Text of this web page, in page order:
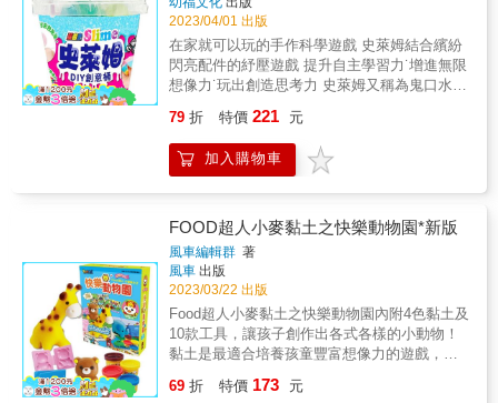
2023/04/01 出版
在家就可以玩的手作科學遊戲 史萊姆結合繽紛
閃亮配件的紓壓遊戲 提升自主學習力˙增進無限
想像力˙玩出創造思考力 史萊姆又稱為鬼口水或
延展性強卻又不會過於黏手，可以在手上揉、
捏之外，還可以將它拉扯或塑形。一桶玩出趣
味吹泡泡、甩一甩遊戲、挑戰美學力&hellip;這
品特色 ★簡單的手作科學活動，讓孩子體驗玩
中學的樂趣。 ★除了可以結合搭配繽紛閃亮的
配件之外，也可以試試看搭配生活周遭有的小
配件，玩出不一樣的史萊姆。 ★黏呼呼的史萊
姆也能變成色彩豐富、多種觸感的遊戲，透過
不同材質的配件，提升孩子對事物的想像力。
★從生活中增進孩子對科學的好奇心，透過生
活周遭的小配件搭配史萊姆，讓生活成為最好
的科學環境。 【內容物】 6包史萊姆、繽紛閃
79 折 特價 221 元
加入購物車
FOOD超人小麥黏土之快樂動物園*新版
風車編輯群 著
風車 出版
2023/03/22 出版
Food超人小麥黏土之快樂動物園內附4色黏土及
10款工具，讓孩子創作出各式各樣的小動物！
黏土是最適合培養孩童豐富想像力的遊戲，還
後，讓親子或是朋友間扮家家酒，或是自行發
69 折 特價 173 元